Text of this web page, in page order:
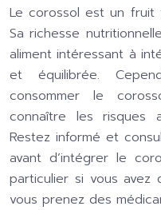
Le corossol est un fruit
Sa richesse
aliment intéressant à
et équilibrée.
consommer le
connaître les risques
Restez informé et
avant d’intégrer le
particulier si vous
vous prenez des